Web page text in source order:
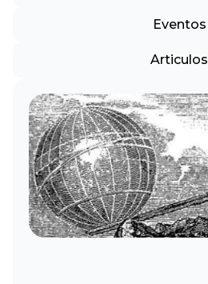
Eventos
Articulos